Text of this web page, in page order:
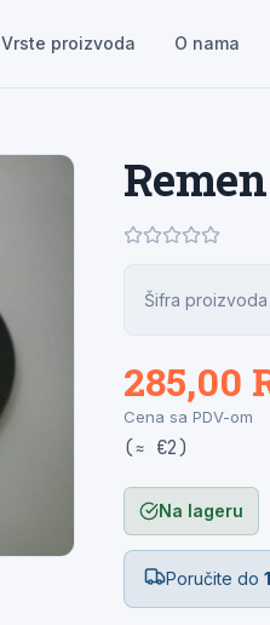
Vrste proizvoda O nama
Šifra proizvoda
285,00
Cena sa PDV-om
(≈ €2)
Na lageru
Poručite do